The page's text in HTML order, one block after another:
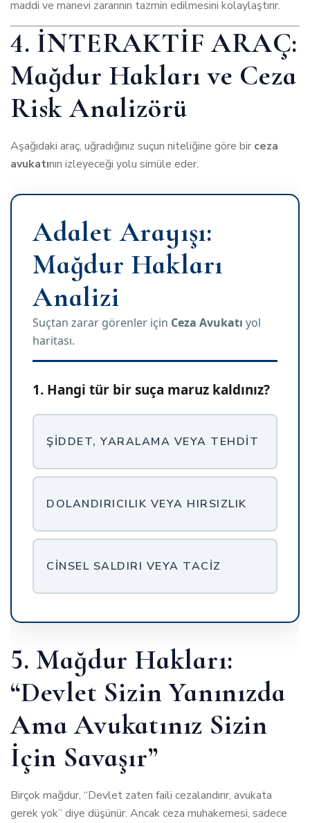
maddi ve manevi zararının tazmin edilmesini kolaylaştırır.
4. İNTERAKTİF ARAÇ:
Mağdur Hakları ve Ceza
Risk Analizörü
Aşağıdaki araç, uğradığınız suçun niteliğine göre bir ceza
avukatının izleyeceği yolu simüle eder.
Adalet Arayışı:
Mağdur Hakları
Analizi
Suçtan zarar görenler için Ceza Avukatı yol
haritası.
1. Hangi tür bir suça maruz kaldınız?
ŞIDDET, YARALAMA VEYA TEHDIT
DOLANDIRICILIK VEYA HIRSIZLIK
CINSEL SALDIRI VEYA TACIZ
5. Mağdur Hakları:
“Devlet Sizin Yanınızda
Ama Avukatınız Sizin
İçin Savaşır”
Birçok mağdur, “Devlet zaten faili cezalandırır, avukata
gerek yok” diye düşünür. Ancak ceza muhakemesi, sadece